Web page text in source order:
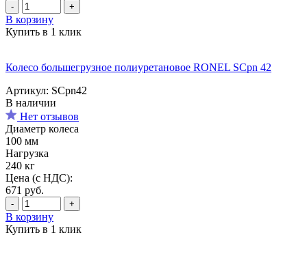
- +
В корзину
Купить в 1 клик
Колесо большегрузное полиуретановое RONEL SCpn 42
Артикул: SCpn42
В наличии
Нет отзывов
Диаметр колеса
100 мм
Нагрузка
240 кг
Цена (с НДС):
671 руб.
- +
В корзину
Купить в 1 клик